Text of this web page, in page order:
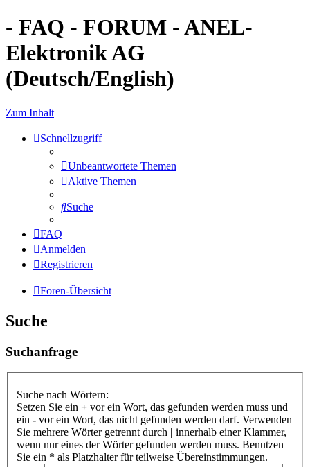
- FAQ - FORUM - ANEL-
Elektronik AG
(Deutsch/English)
Zum Inhalt
Schnellzugriff
Unbeantwortete Themen
Aktive Themen
Suche
FAQ
Anmelden
Registrieren
Foren-Übersicht
Suche
Suchanfrage
Suche nach Wörtern:
Setzen Sie ein + vor ein Wort, das gefunden werden muss und
ein - vor ein Wort, das nicht gefunden werden darf. Verwenden
Sie mehrere Wörter getrennt durch | innerhalb einer Klammer,
wenn nur eines der Wörter gefunden werden muss. Benutzen
Sie ein * als Platzhalter für teilweise Übereinstimmungen.